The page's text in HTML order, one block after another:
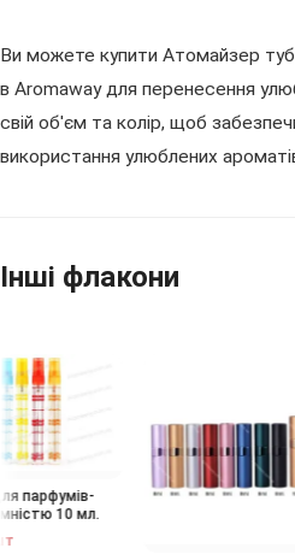
Ви можете купити Атомайзер
в Aromaway для перенесення
свій об'єм та колір, щоб
використання улюблених
Інші флакони
парфумів-
10 мл.